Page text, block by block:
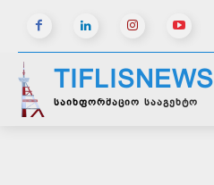
TIFLISNEWS
საინფორმაციო სააგენტო